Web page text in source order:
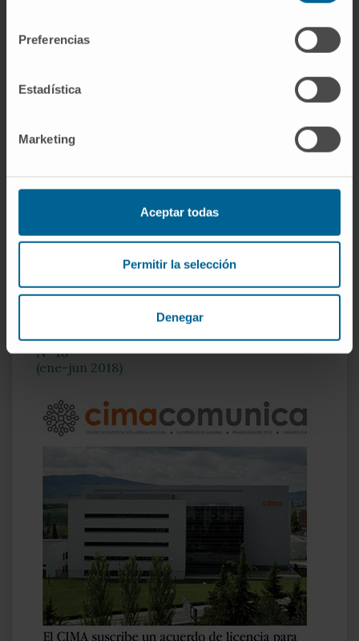
Preferencias
Estadística
Marketing
Aceptar todas
Permitir la selección
Denegar
Nº 18
(ene-jun 2018)